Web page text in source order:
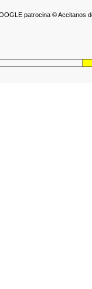
patrocina © Accitanos